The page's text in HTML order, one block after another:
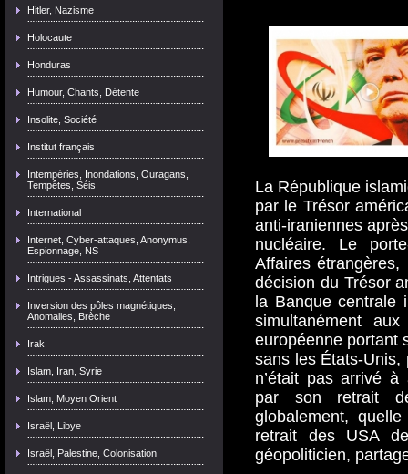
Hitler, Nazisme
Holocaute
Honduras
Humour, Chants, Détente
Insolite, Société
Institut français
Intempéries, Inondations, Ouragans,
Tempêtes, Séis
International
Internet, Cyber-attaques, Anonymus,
Espionnage, NS
Intrigues - Assassinats, Attentats
Inversion des pôles magnétiques,
Anomalies, Brèche
Irak
Islam, Iran, Syrie
Islam, Moyen Orient
Israël, Libye
Israël, Palestine, Colonisation
La République
par le Trésor
anti-iraniennes
nucléaire. Le
Affaires
décision du Trésor
la Banque centrale
simultanément
européenne portant
sans les États-Unis,
n’était pas arrivé à
par son retrait
globalement,
retrait des USA
géopoliticien,